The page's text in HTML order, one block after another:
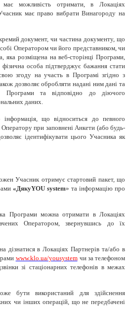
можливість отримати, в Локаціях
має право вибрати Винагороду на
документ, чи частина документу, що
Оператором чи його представником, чи
яка розміщена на веб-сторінці Програми,
особа підтверджує бажання стати
згоду на участь в Програмі згідно з
дозволяє обробляти надані ним дані та
та відповідно до діючого
даних.
що відноситься до певного
при заповнені Анкети (або будь-
ідентифікувати цього Учасника як
Учасник отримує стартовий пакет, що
«ДякуYOU system» та інформацію про
Програми можна отримати в Локаціях
Оператором, звернувшись до їх
в Локаціях Партнерів та/або в
www.klo.ua/yousystem чи за телефоном
зі стаціонарних телефонів в межах
бути використаний для здійснення
чи інших операцій, що не передбачені